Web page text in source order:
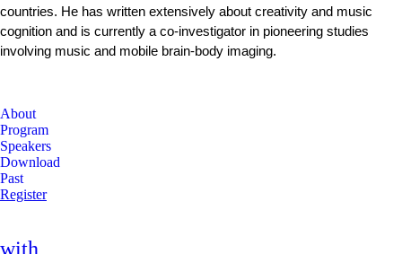
countries. He has written extensively about creativity and music
cognition and is currently a co-investigator in pioneering studies
involving music and mobile brain-body imaging.
About
Program
Speakers
Download
Past
Register
with